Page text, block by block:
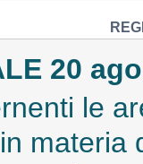
20
le
materia